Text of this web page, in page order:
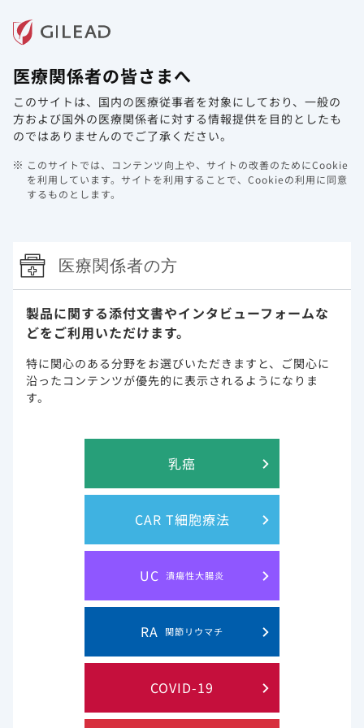
ホーム 製品情報
資材請求フォーム定期メンテナンスに
関するご案内
2024年7月1日 その他
平素は当サイトをご利用いただき、誠にありがとうございま
サーバーメンテナンスのため、下記日程にて資材請求フォー
ムのサービス停止を予定しております。
みなさまにはご不便おかけいたしますが、何卒ご理解いただ
きますようお願い申し上げます。
メンテナンス日時：
２０２４年 ７月 ７日（日）０時００分 ～ ７時００分
※作業進捗により、前後する場合がございます。ご了承くだ
さいませ。
※メンテナンス時間帯は、ページが正しく表示されない場合
代わるものではございません。
プライバシー・ステイトメン
ご利用規約
サイトマップ
医療関係者の皆さまへ
このサイトは、国内の医療従事者を対象にしており、 一般の
方および国外の医療関係者に対する情報提供を目的としたも
のではありませんのでご了承ください。
このサイトでは、コンテンツ向上や、サイトの改善のためにCookie
を利用しています。 サイトを利用することで、Cookieの利用に同意
するものとします。
医療関係者の方
製品に関する添付文書やインタビューフォームな
どをご利用いただけます。
特に関心のある分野をお選びいただきますと、 ご関心に
沿ったコンテンツが優先的に表示されるようになりま
す。
乳癌
CAR T細胞療法
UC 潰瘍性大腸炎
RA 関節リウマチ
COVID-19